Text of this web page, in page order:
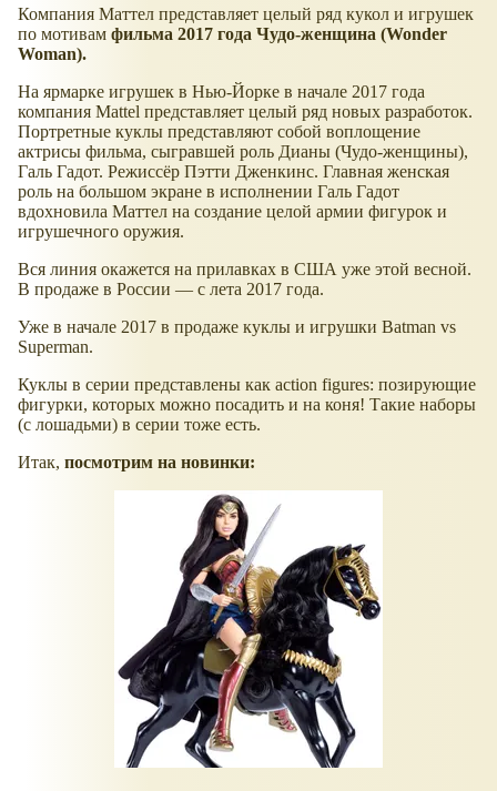
Компания Маттел представляет целый ряд кукол и игрушек
по мотивам фильма 2017 года Чудо-женщина (Wonder
Woman).
На ярмарке игрушек в Нью-Йорке в начале 2017 года
компания Mattel представляет целый ряд новых разработок.
Портретные куклы представляют собой воплощение
актрисы фильма, сыгравшей роль Дианы (Чудо-женщины),
Галь Гадот. Режиссёр Пэтти Дженкинс. Главная женская
роль на большом экране в исполнении Галь Гадот
вдохновила Маттел на создание целой армии фигурок и
игрушечного оружия.
Вся линия окажется на прилавках в США уже этой весной.
В продаже в России — с лета 2017 года.
Уже в начале 2017 в продаже куклы и игрушки Batman vs
Superman.
Куклы в серии представлены как action figures: позирующие
фигурки, которых можно посадить и на коня! Такие наборы
(с лошадьми) в серии тоже есть.
Итак, посмотрим на новинки: